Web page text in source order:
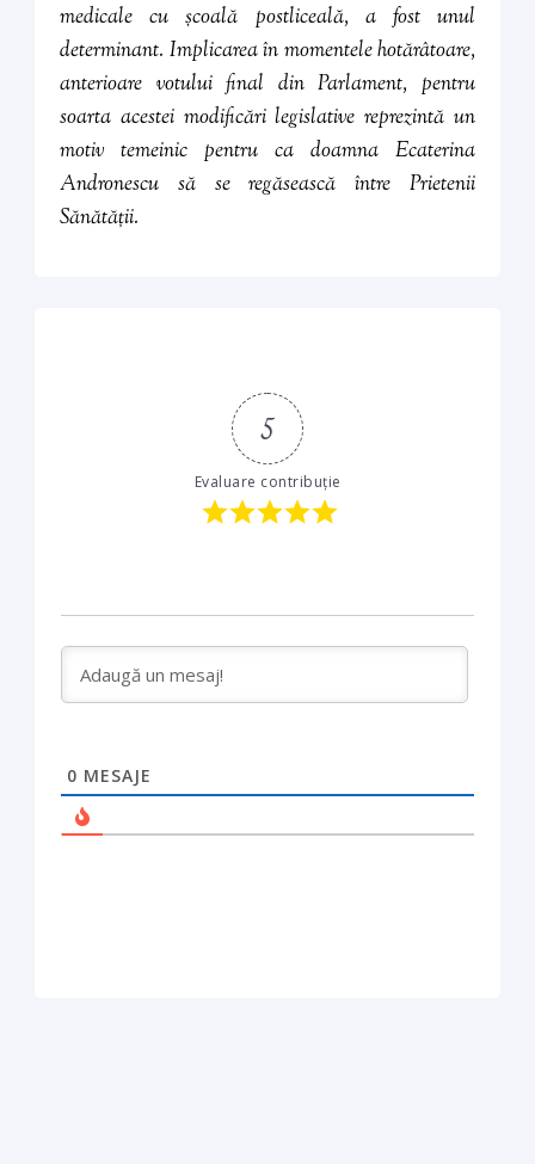
medicale cu școală postliceală, a fost unul
determinant. Implicarea în momentele hotărâtoare,
anterioare votului final din Parlament, pentru
soarta acestei modificări legislative reprezintă un
motiv temeinic pentru ca doamna Ecaterina
Andronescu să se regăsească între Prietenii
Sănătății.
5
Evaluare contribuție
0 MESAJE